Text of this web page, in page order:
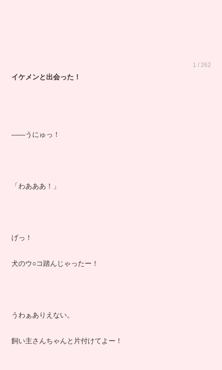
1 / 262
イケメンと出会った！
――うにゅっ！
「わあああ！」
げっ！
犬のウ○コ踏んじゃったー！
うわぁありえない。
飼い主さんちゃんと片付けてよー！